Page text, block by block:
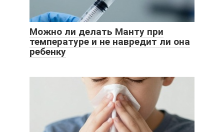
Можно ли делать Манту при
температуре и не навредит ли она
ребенку